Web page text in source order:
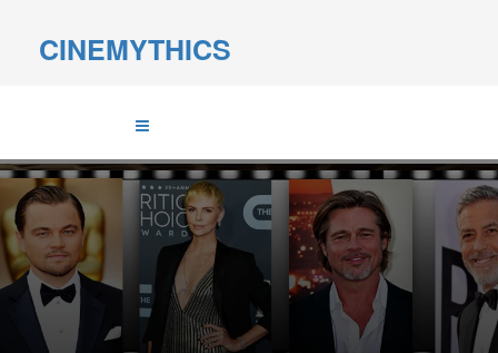
CINEMYTHICS